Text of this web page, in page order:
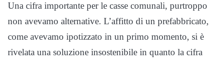
Una cifra importante per le casse comunali, purtroppo
non avevamo alternative. L’affitto di un prefabbricato,
come avevamo ipotizzato in un primo momento, si è
rivelata una soluzione insostenibile in quanto la cifra